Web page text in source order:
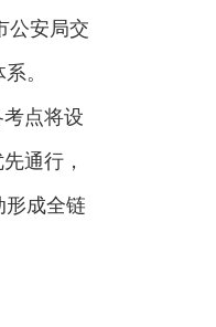
公安局交
。
点将设
通行，
形成全链